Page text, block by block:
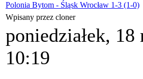
Polonia Bytom - Śląsk Wrocław 1-3 (1-0)
Wpisany przez cloner
poniedziałek, 18
10:19